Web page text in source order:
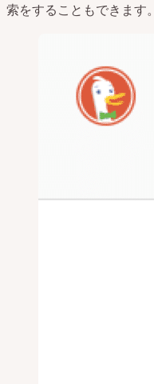
索をすることもできます。